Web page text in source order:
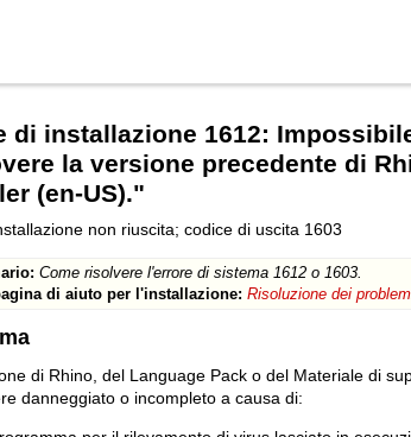
di installazione 1612:
la versione precedente di
(en-US)."
non riuscita; codice di uscita 1603
Come risolvere l'errore di sistema 1612 o 1603.
di aiuto per l'installazione: Risoluzione dei
di Rhino, del Language Pack o del Materiale di
danneggiato o incompleto a causa di: